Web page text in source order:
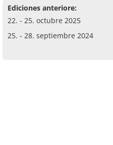
Ediciones anteriore:
22. - 25. octubre 2025
25. - 28. septiembre 2024